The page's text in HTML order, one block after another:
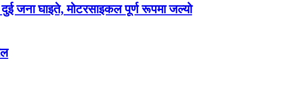
जना घाइते, मोटरसाइकल पूर्ण रूपमा जल्यो